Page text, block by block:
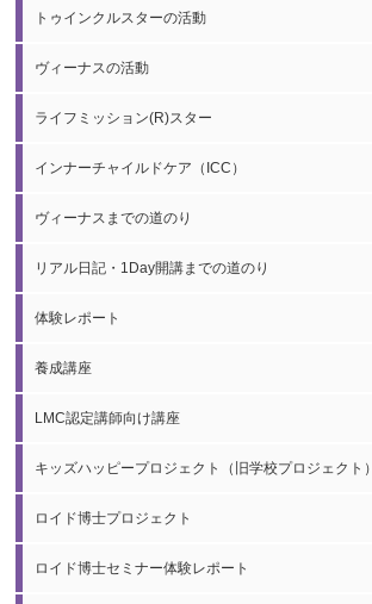
トゥインクルスターの活動
ヴィーナスの活動
ライフミッション(R)スター
インナーチャイルドケア（ICC）
ヴィーナスまでの道のり
リアル日記・1Day開講までの道のり
体験レポート
養成講座
LMC認定講師向け講座
キッズハッピープロジェクト（旧学校プロジェクト）
ロイド博士プロジェクト
ロイド博士セミナー体験レポート